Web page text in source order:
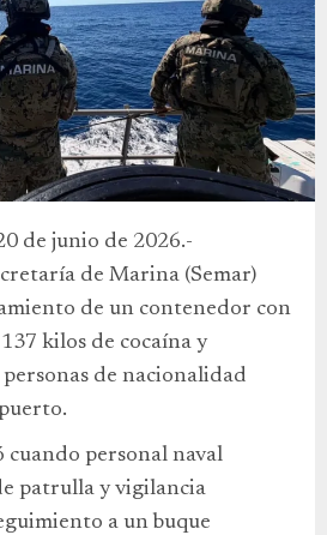
de junio de 2026.-
de Marina (Semar)
de un contenedor con
kilos de cocaína y
de nacionalidad
cuando personal naval
patrulla y vigilancia
a un buque